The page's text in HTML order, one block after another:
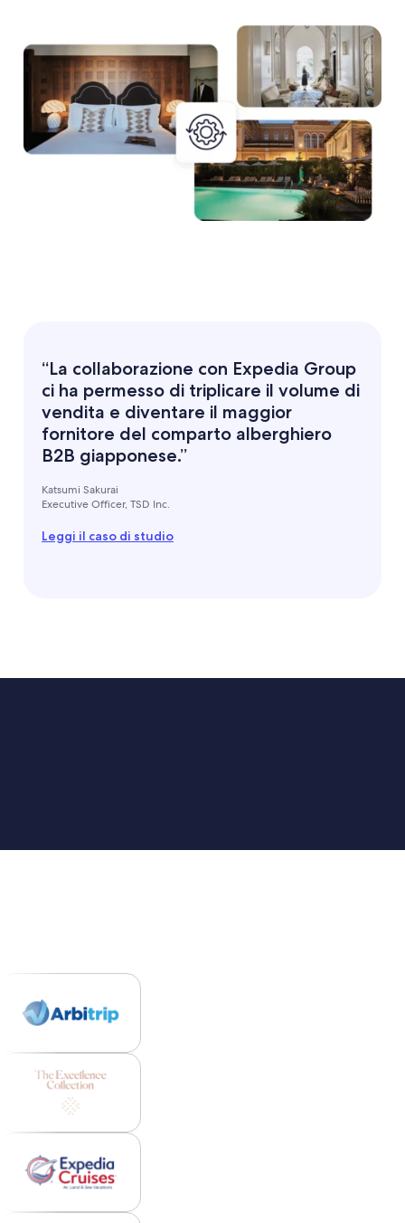
“La collaborazione con Expedia Group
ci ha permesso di triplicare il volume di
vendita e diventare il maggior
fornitore del comparto alberghiero
B2B giapponese.”
Katsumi Sakurai
Executive Officer, TSD Inc.
Leggi il caso di studio